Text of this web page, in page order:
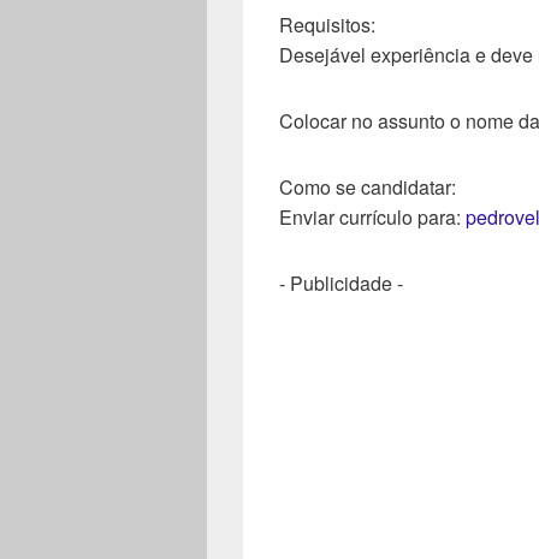
Requisitos:
Desejável experiência e
Colocar no assunto o nome
Como se candidatar:
Enviar currículo para:
- Publicidade -